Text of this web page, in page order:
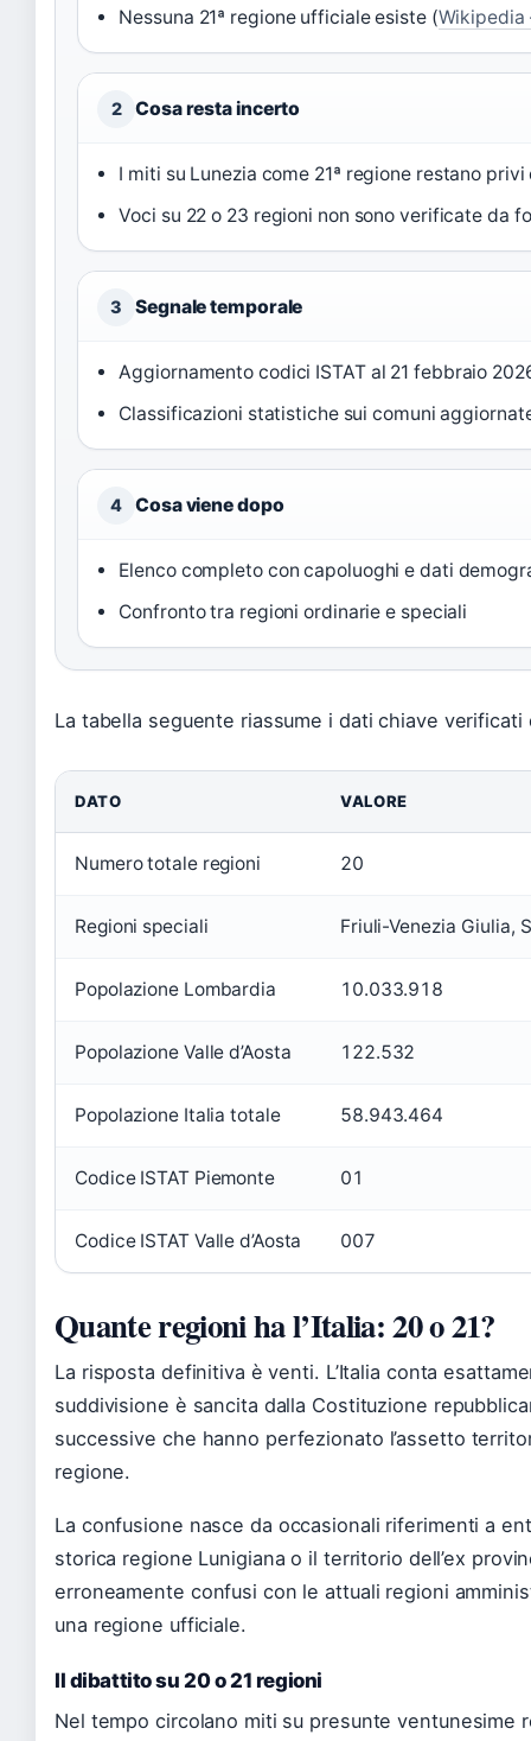
Nessuna 21ª regione ufficiale esiste (Wikipedia
2 Cosa resta incerto
I miti su Lunezia come 21ª regione restano
Voci su 22 o 23 regioni non sono verificate da
3 Segnale temporale
Aggiornamento codici ISTAT al 21 febbraio
Classificazioni statistiche sui comuni
4 Cosa viene dopo
Elenco completo con capoluoghi e dati
Confronto tra regioni ordinarie e speciali
La tabella seguente riassume i dati chiave
DATO VALORE
Numero totale regioni 20
Regioni speciali Friuli-Venezia Giulia,
Popolazione Lombardia 10.033.918
Popolazione Valle d’Aosta 122.532
Popolazione Italia totale 58.943.464
Codice ISTAT Piemonte 01
Codice ISTAT Valle d’Aosta 007
Quante regioni ha l’Italia: 20 o 21?
La risposta definitiva è venti. L’Italia conta
suddivisione è sancita dalla Costituzione
successive che hanno perfezionato l’assetto
regione.
La confusione nasce da occasionali riferimenti a
storica regione Lunigiana o il territorio dell’ex
erroneamente confusi con le attuali regioni
una regione ufficiale.
Il dibattito su 20 o 21 regioni
Nel tempo circolano miti su presunte ventunesime